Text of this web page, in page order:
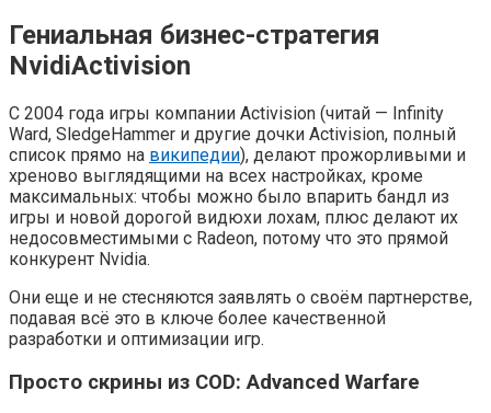
Гениальная бизнес-стратегия
NvidiActivision
С 2004 года игры компании Activision (читай — Infinity
Ward, SledgeHammer и другие дочки Activision, полный
список прямо на википедии), делают прожорливыми и
хреново выглядящими на всех настройках, кроме
максимальных: чтобы можно было впарить бандл из
игры и новой дорогой видюхи лохам, плюс делают их
недосовместимыми с Radeon, потому что это прямой
конкурент Nvidia.
Они еще и не стесняются заявлять о своём партнерстве,
подавая всё это в ключе более качественной
разработки и оптимизации игр.
Просто скрины из COD: Advanced Warfare